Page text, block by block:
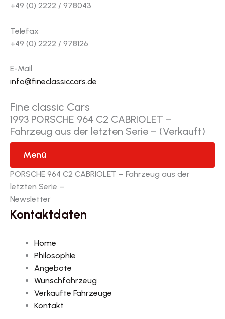
+49 (0) 2222 / 978043
Telefax
+49 (0) 2222 / 978126
E-Mail
info@fineclassiccars.de
Fine classic Cars
1993 PORSCHE 964 C2 CABRIOLET –
Fahrzeug aus der letzten Serie – (Verkauft)
Menü
PORSCHE 964 C2 CABRIOLET – Fahrzeug aus der
letzten Serie –
Newsletter
Kontaktdaten
Home
Philosophie
Angebote
Wunschfahrzeug
Verkaufte Fahrzeuge
Kontakt